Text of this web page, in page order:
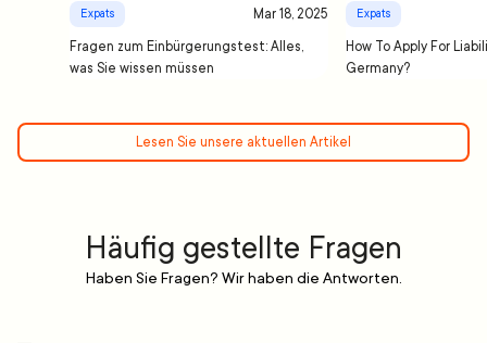
Expats Mar 18, 2025
Fragen zum Einbürgerungstest: Alles,
was Sie wissen müssen
Expats
How To Apply For
Germany?
Lesen Sie unsere aktuellen Artikel
Häufig gestellte Fragen
Haben Sie Fragen? Wir haben die Antworten.